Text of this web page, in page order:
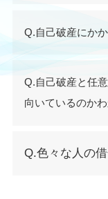
Q.自己破産にか
Q.自己破産と任
向いているのか
Q.色々な人の